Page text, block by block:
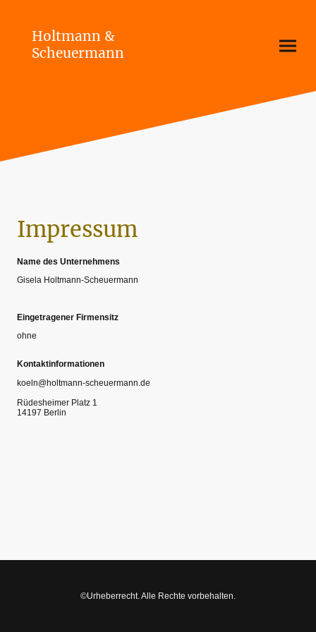
Holtmann &
Scheuermann
Impressum
Name des Unternehmens
Gisela Holtmann-Scheuermann
Eingetragener Firmensitz
ohne
Kontaktinformationen
koeln@holtmann-scheuermann.de
Rüdesheimer Platz 1
14197 Berlin
©Urheberrecht. Alle Rechte vorbehalten.